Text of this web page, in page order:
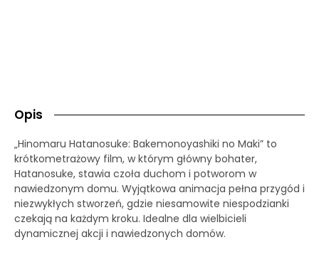
Opis
„Hinomaru Hatanosuke: Bakemonoyashiki no Maki” to
krótkometrażowy film, w którym główny bohater,
Hatanosuke, stawia czoła duchom i potworom w
nawiedzonym domu. Wyjątkowa animacja pełna przygód i
niezwykłych stworzeń, gdzie niesamowite niespodzianki
czekają na każdym kroku. Idealne dla wielbicieli
dynamicznej akcji i nawiedzonych domów.